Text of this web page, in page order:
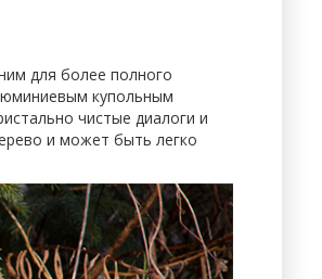
для более полного
купольным
чистые диалоги и
и может быть легко